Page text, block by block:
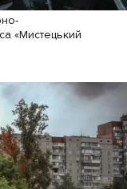
«Мистецький